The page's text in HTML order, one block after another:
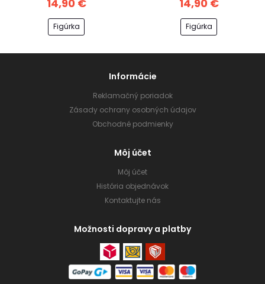
14,90 €
Figúrka
14,90 €
Figúrka
Informácie
Reklamačný poriadok
Zásady ochrany osobných údajov
Obchodné podmienky
Môj účet
Môj účet
História objednávok
Kontaktujte nás
Možnosti dopravy a platby